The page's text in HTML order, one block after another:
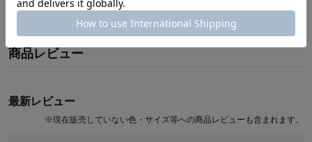
●白米だけでなく、健康を気遣う方に嬉しい玄米やおかゆ、炊き込
●内釜にはフッ素加工が施され、こびりつきにくくお手入れがスム
ーズ
●一人暮らしの方や、ご夫婦で少しずつご飯を楽しみたい食卓にぴ
続きを読む
商品レビュー
最新レビュー
※現在販売していない色・サイズ等への商品レビューも含まれます。